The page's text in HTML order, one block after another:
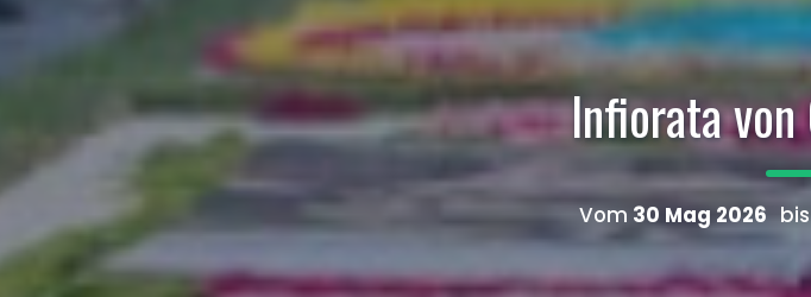
Infiorata von
Vom 30 Mag 2026 bis